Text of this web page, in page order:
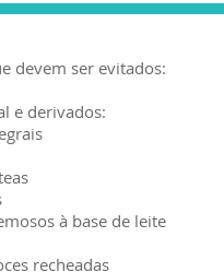
devem ser evitados:
e derivados:
à base de leite
recheadas